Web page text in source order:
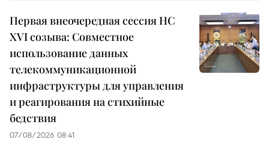
Первая внеочередная сессия НС
XVI созыва: Совместное
использование данных
телекоммуникационной
инфраструктуры для управления
и реагирования на стихийные
бедствия
07/08/2026 08:41